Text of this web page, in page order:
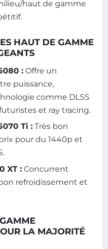
haut de gamme
HAUT DE GAMME
: Offre un
puissance,
comme DLSS
et ray tracing.
Ti : Très bon
pour du 1440p et
XT : Concurrent
refroidissement et
LA MAJORITÉ